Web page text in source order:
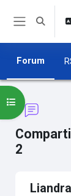
Skip to main
Toggle
Forum
2
Open course
Liandra